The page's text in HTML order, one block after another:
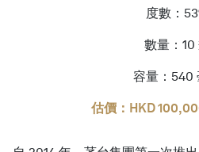
度數：
數量：10
容量：540
估價：HKD